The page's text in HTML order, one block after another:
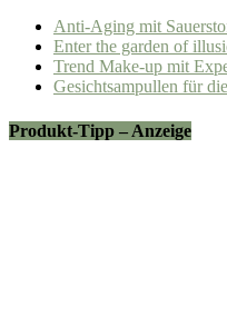
Anti-Aging mit
Enter the garden of
Trend Make-up mit
Gesichtsampullen für
Produkt-Tipp – Anzeige